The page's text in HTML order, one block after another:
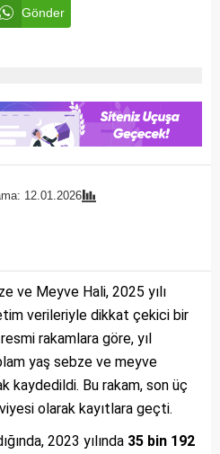
Gönder
12.01.2026
ve Meyve Hali, 2025 yılı
verileriyle dikkat çekici bir
rakamlara göre, yıl
yaş sebze ve meyve
kaydedildi. Bu rakam, son üç
olarak kayıtlara geçti.
2023 yılında 35 bin 192